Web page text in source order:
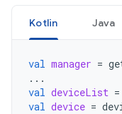
Kotlin Java
val manager =
...
val deviceList =
val device =